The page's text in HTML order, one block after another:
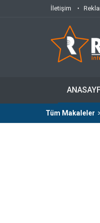
İletişim
Tüm Makaleler